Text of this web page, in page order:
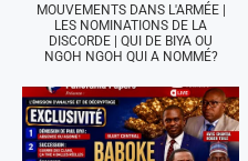
MOUVEMENTS DANS L'ARMÉE |
LES NOMINATIONS DE LA
DISCORDE | QUI DE BIYA OU
NGOH NGOH QUI A NOMMÉ?